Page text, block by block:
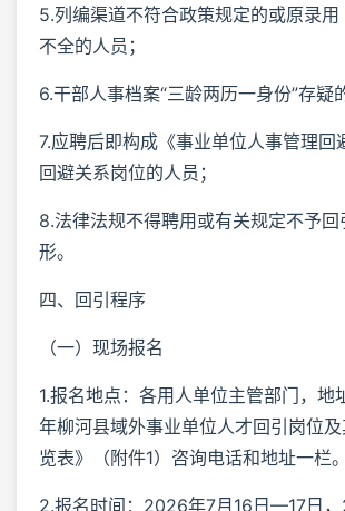
5.列编渠道不符合政策规定的或原录用
不全的人员；
6.干部人事档案“三龄两历一身份”存疑
7.应聘后即构成《事业单位人事管理回
回避关系岗位的人员；
8.法律法规不得聘用或有关规定不予
形。
四、回引程序
（一）现场报名
1.报名地点：各用人单位主管部门，
年柳河县域外事业单位人才回引岗位
览表》（附件1）咨询电话和地址一栏。
2.报名时间：2026年7月16日—17日